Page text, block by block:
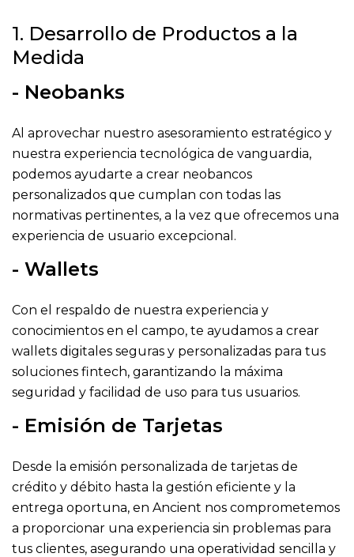
1. Desarrollo de Productos a la
Medida
- Neobanks
Al aprovechar nuestro asesoramiento estratégico y
nuestra experiencia tecnológica de vanguardia,
podemos ayudarte a crear neobancos
personalizados que cumplan con todas las
normativas pertinentes, a la vez que ofrecemos una
experiencia de usuario excepcional.
- Wallets
Con el respaldo de nuestra experiencia y
conocimientos en el campo, te ayudamos a crear
wallets digitales seguras y personalizadas para tus
soluciones fintech, garantizando la máxima
seguridad y facilidad de uso para tus usuarios.
- Emisión de Tarjetas
Desde la emisión personalizada de tarjetas de
crédito y débito hasta la gestión eficiente y la
entrega oportuna, en Ancient nos comprometemos
a proporcionar una experiencia sin problemas para
tus clientes, asegurando una operatividad sencilla y